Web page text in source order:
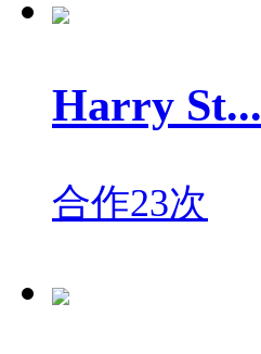
Harry St...
合作23次